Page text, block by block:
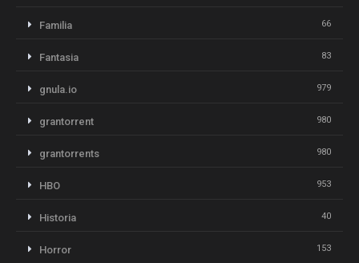
Familia 66
Fantasia 83
gnula.io 979
grantorrent 980
grantorrents 980
HBO 953
Historia 40
Horror 153